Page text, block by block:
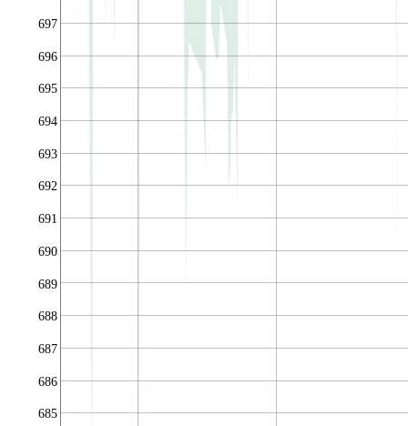
685
686
687
688
689
690
691
692
693
694
695
696
697